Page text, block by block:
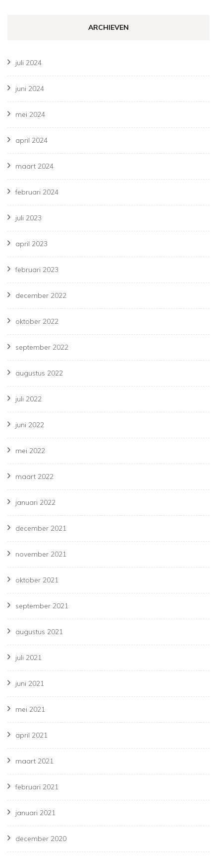
ARCHIEVEN
juli 2024
juni 2024
mei 2024
april 2024
maart 2024
februari 2024
juli 2023
april 2023
februari 2023
december 2022
oktober 2022
september 2022
augustus 2022
juli 2022
juni 2022
mei 2022
maart 2022
januari 2022
december 2021
november 2021
oktober 2021
september 2021
augustus 2021
juli 2021
juni 2021
mei 2021
april 2021
maart 2021
februari 2021
januari 2021
december 2020